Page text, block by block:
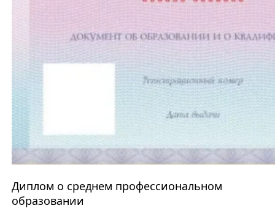
Диплом о среднем профессиональном
образовании